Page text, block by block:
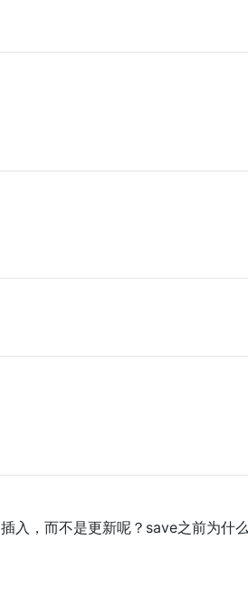
入，而不是更新呢？save之前为什